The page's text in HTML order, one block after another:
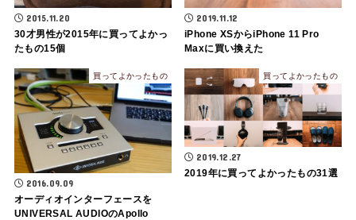
2015.11.20
30才男性が2015年に買ってよかっ
たもの15個
2019.11.12
iPhone XSからiPhone 11 Pro
Maxに買い換えた
買ってよかったもの
2016.09.09
オーディオインターフェースを
UNIVERSAL AUDIOのApollo
買ってよかったもの
2019.12.27
2019年に買ってよかったもの31選